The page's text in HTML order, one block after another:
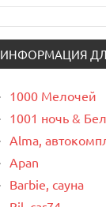
ИНФОРМАЦИЯ
1000 Мелочей
1001 ночь &
Alma,
Apan
Barbie, сауна